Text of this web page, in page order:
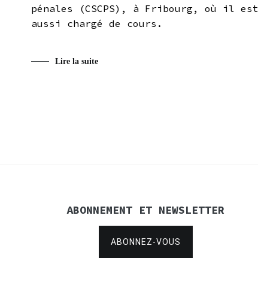
pénales (CSCPS), à Fribourg, où il est
aussi chargé de cours.
Lire la suite
ABONNEMENT ET NEWSLETTER
ABONNEZ-VOUS